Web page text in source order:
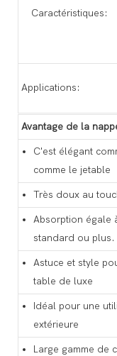
Caractéristiques:
Applications:
Avantage de la
C'est élégant
comme le jetable
Très doux au
Absorption égale
standard ou plus.
Astuce et style
table de luxe
Idéal pour une
extérieure
Large gamme de